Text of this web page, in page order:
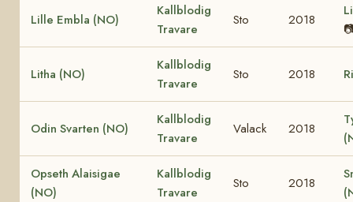
Lille Embla (NO)
Kallblodig
Travare
Sto 2018
Litha (NO)
Kallblodig
Travare
Sto 2018
Odin Svarten (NO)
Kallblodig
Travare
Valack 2018
Opseth Alaisigae
(NO)
Kallblodig
Travare
Sto 2018